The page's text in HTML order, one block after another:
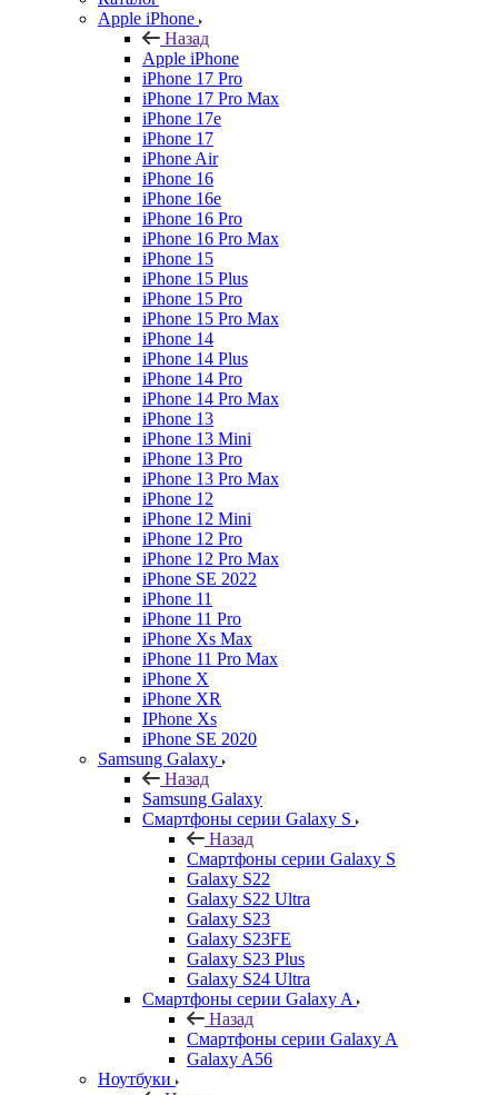
Apple iPhone
Назад
Apple iPhone
iPhone 17 Pro
iPhone 17 Pro Max
iPhone 17e
iPhone 17
iPhone Air
iPhone 16
iPhone 16e
iPhone 16 Pro
iPhone 16 Pro Max
iPhone 15
iPhone 15 Plus
iPhone 15 Pro
iPhone 15 Pro Max
iPhone 14
iPhone 14 Plus
iPhone 14 Pro
iPhone 14 Pro Max
iPhone 13
iPhone 13 Mini
iPhone 13 Pro
iPhone 13 Pro Max
iPhone 12
iPhone 12 Mini
iPhone 12 Pro
iPhone 12 Pro Max
iPhone SE 2022
iPhone 11
iPhone 11 Pro
iPhone Xs Max
iPhone 11 Pro Max
iPhone X
iPhone XR
IPhone Xs
iPhone SE 2020
Samsung Galaxy
Назад
Samsung Galaxy
Смартфоны серии Galaxy S
Назад
Смартфоны серии Galaxy S
Galaxy S22
Galaxy S22 Ultra
Galaxy S23
Galaxy S23FE
Galaxy S23 Plus
Galaxy S24 Ultra
Смартфоны серии Galaxy A
Назад
Смартфоны серии Galaxy A
Galaxy A56
Ноутбуки